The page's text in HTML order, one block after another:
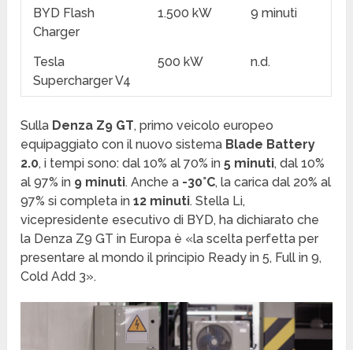
BYD Flash
Charger
1.500 kW 9 minuti
Tesla
Supercharger V4
500 kW n.d.
Sulla Denza Z9 GT, primo veicolo europeo
equipaggiato con il nuovo sistema Blade Battery
2.0, i tempi sono: dal 10% al 70% in5 minuti, dal 10%
al 97% in 9 minuti. Anche a -30°C, la carica dal 20% al
97% si completa in12 minuti. Stella Li,
vicepresidente esecutivo di BYD, ha dichiarato che
la Denza Z9 GT in Europa è «la scelta perfetta per
presentare al mondo il principio Ready in 5, Full in 9,
Cold Add 3».